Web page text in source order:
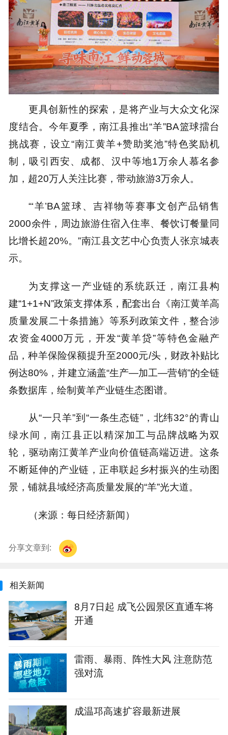
更具创新性的探索，是将产业与大众文化深
度结合。今年夏季，南江县推出“羊”BA篮球擂台
挑战赛，设立“南江黄羊+赞助奖池”特色奖励机
制，吸引西安、成都、汉中等地1万余人慕名参
加，超20万人关注比赛，带动旅游3万余人。
“‘羊’BA篮球、吉祥物等赛事文创产品销售
2000余件，周边旅游住宿入住率、餐饮订餐量同
比增长超20%。”南江县文艺中心负责人张京城表
示。
为支撑这一产业链的系统跃迁，南江县构
建“1+1+N”政策支撑体系，配套出台《南江黄羊高
质量发展二十条措施》等系列政策文件，整合涉
农资金4000万元，开发“黄羊贷”等特色金融产
品，种羊保险保额提升至2000元/头，财政补贴比
例达80%，并建立涵盖“生产—加工—营销”的全链
条数据库，绘制黄羊产业链生态图谱。
从“一只羊”到“一条生态链”，北纬32°的青山
绿水间，南江县正以精深加工与品牌战略为双
轮，驱动南江黄羊产业向价值链高端迈进。这条
不断延伸的产业链，正串联起乡村振兴的生动图
景，铺就县域经济高质量发展的“羊”光大道。
（来源：每日经济新闻）
分享文章到:
相关新闻
8月7日起 成飞公园景区直通车将
开通
雷雨、暴雨、阵性大风 注意防范
强对流
成温邛高速扩容最新进展